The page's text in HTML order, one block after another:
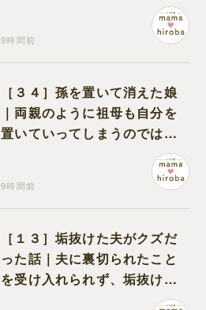
9時間前
［３４］孫を置いて消えた娘
｜両親のように祖母も自分を
置いていってしまうのでは？
と怯えて泣く孫に心が痛む
9時間前
［１３］垢抜けた夫がクズだ
った話｜夫に裏切られたこと
を受け入れられず、垢抜けた
ことが関係しているのかと嘆